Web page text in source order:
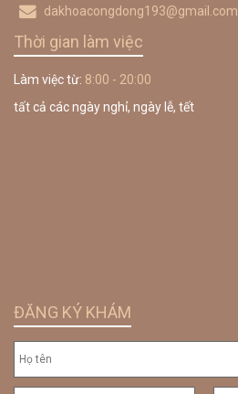
dakhoacongdong193@gmail.com
Thời gian làm việc
Làm việc từ: 8:00 - 20:00
tất cả các ngày nghỉ, ngày lễ, tết
ĐĂNG KÝ KHÁM